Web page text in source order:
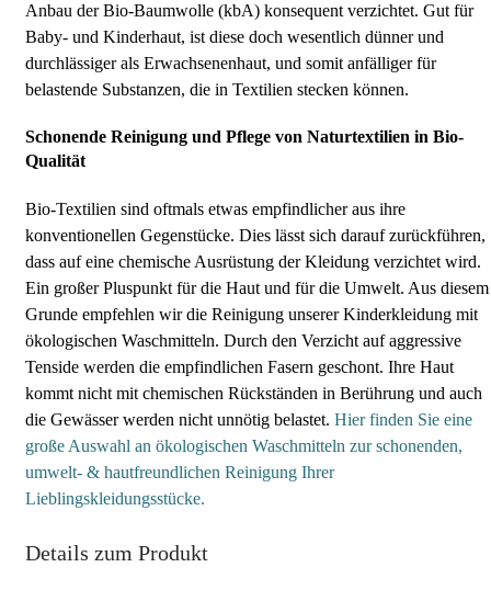
Anbau der Bio-Baumwolle (kbA) konsequent verzichtet. Gut für
Baby- und Kinderhaut, ist diese doch wesentlich dünner und
durchlässiger als Erwachsenenhaut, und somit anfälliger für
belastende Substanzen, die in Textilien stecken können.
Schonende Reinigung und Pflege von Naturtextilien in Bio-
Qualität
Bio-Textilien sind oftmals etwas empfindlicher aus ihre
konventionellen Gegenstücke. Dies lässt sich darauf zurückführen,
dass auf eine chemische Ausrüstung der Kleidung verzichtet wird.
Ein großer Pluspunkt für die Haut und für die Umwelt. Aus diesem
Grunde empfehlen wir die Reinigung unserer Kinderkleidung mit
ökologischen Waschmitteln. Durch den Verzicht auf aggressive
Tenside werden die empfindlichen Fasern geschont. Ihre Haut
kommt nicht mit chemischen Rückständen in Berührung und auch
die Gewässer werden nicht unnötig belastet. Hier finden Sie eine
große Auswahl an ökologischen Waschmitteln zur schonenden,
umwelt- & hautfreundlichen Reinigung Ihrer
Lieblingskleidungsstücke.
Details zum Produkt